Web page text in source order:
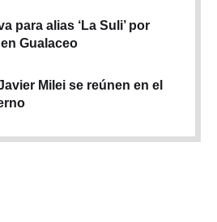
para alias ‘La Suli’ por
Gualaceo
Milei se reúnen en el